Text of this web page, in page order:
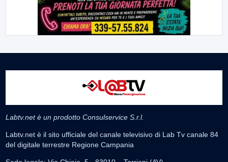
Labtv.net è un prodotto Consulservice S.r.l.
Labtv.net è il sito ufficiale del canale televisivo di Lab Tv canale 84
del digitale terrestre Regione Campania